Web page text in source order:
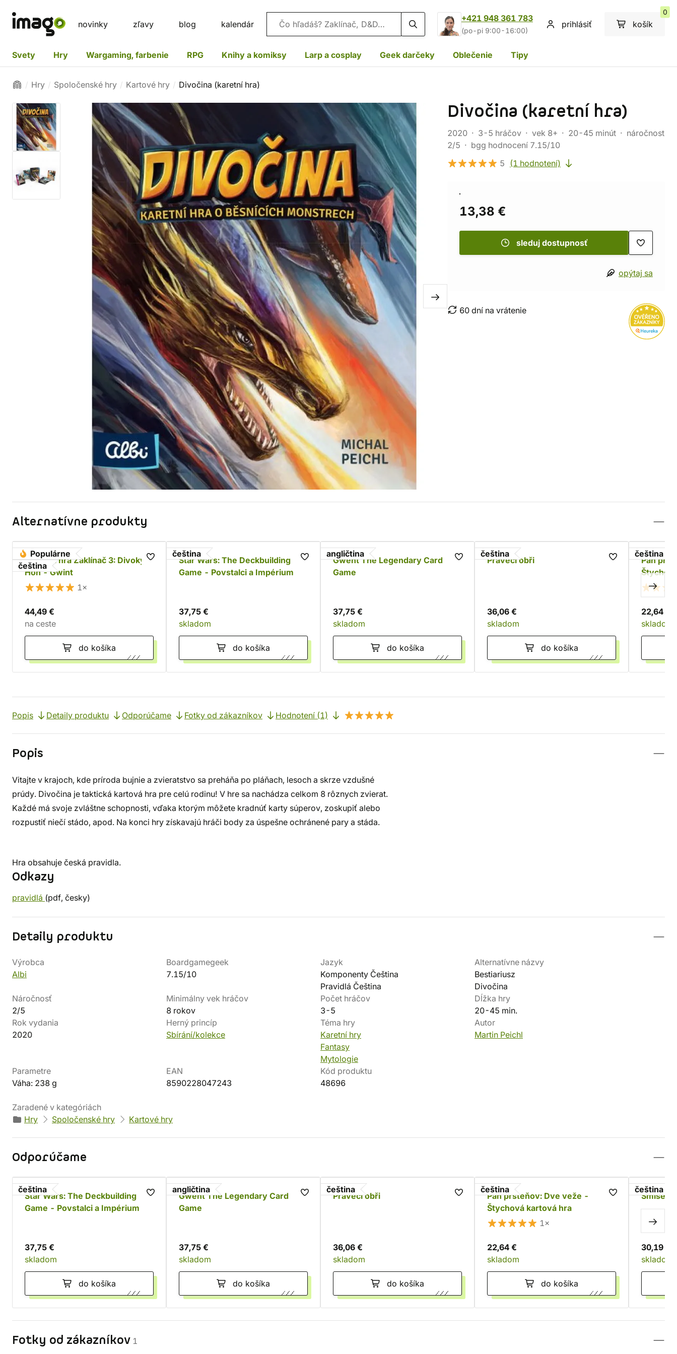
novinky zľavy blog kalendár Vyhľadávanie
+421 948 361 783
(po-pi 9:00-16:00)
prihlásiť košík
0
Svety Hry Wargaming, farbenie RPG Knihy a komiksy Larp a cosplay Geek darčeky Oblečenie Tipy
Hry Spoločenské hry Kartové hry Divočina (karetní hra)
Divočina (karetní hra)
2020 3-5 hráčov vek 8+ 20-45 minút
náročnost
2/5
bgg hodnocení 7.15/10
5
(1 hodnotení)
13,38 €
sleduj dostupnosť
opýtaj sa
60 dní na vrátenie
Alternatívne produkty
Populárne
čeština
Kartová hra Zaklínač 3: Divoký
Hon - Gwint
1×
44,49 €
na ceste
do košíka
čeština
Star Wars: The Deckbuilding
Game - Povstalci a Impérium
37,75 €
skladom
do košíka
angličtina
Gwent The Legendary Card
Game
37,75 €
skladom
do košíka
čeština
Pravěcí obři
36,06 €
skladom
do košíka
čeština
Pán
22,64 €
skladom
Popis Detaily produktu Odporúčame Fotky od zákazníkov Hodnotení (1)
Popis
Vitajte v krajoch, kde príroda bujnie a zvieratstvo sa preháňa po pláňach, lesoch a skrze vzdušné
prúdy. Divočina je taktická kartová hra pre celú rodinu! V hre sa nachádza celkom 8 rôznych zvierat.
Každé má svoje zvláštne schopnosti, vďaka ktorým môžete kradnúť karty súperov, zoskupiť alebo
rozpustiť niečí stádo, apod. Na konci hry získavajú hráči body za úspešne ochránené pary a stáda.
Hra obsahuje česká pravidla.
Odkazy
pravidlá (pdf, česky)
Detaily produktu
Výrobca
Albi
Boardgamegeek
7.15/10
Jazyk
Komponenty Čeština
Pravidlá Čeština
Alternatívne názvy
Bestiariusz
Divočina
Náročnosť
2/5
Minimálny vek hráčov
8 rokov
Počet hráčov
3-5
Dĺžka hry
20-45 min.
Rok vydania
2020
Herný princíp
Sbírání/kolekce
Téma hry
Karetní hry
Fantasy
Mytologie
Autor
Martin Peichl
Parametre
Váha: 238 g
EAN
8590228047243
Kód produktu
48696
Zaradené v kategóriách
Hry
Spoločenské hry Kartové hry
Odporúčame
čeština
Star Wars: The Deckbuilding
Game - Povstalci a Impérium
37,75 €
skladom
do košíka
angličtina
Gwent The Legendary Card
Game
37,75 €
skladom
do košíka
čeština
Pravěcí obři
36,06 €
skladom
do košíka
čeština
Pán prsteňov: Dve veže -
Štychová kartová hra
1×
22,64 €
skladom
do košíka
čeština
30,19 €
skladom
Fotky od zákazníkov 1